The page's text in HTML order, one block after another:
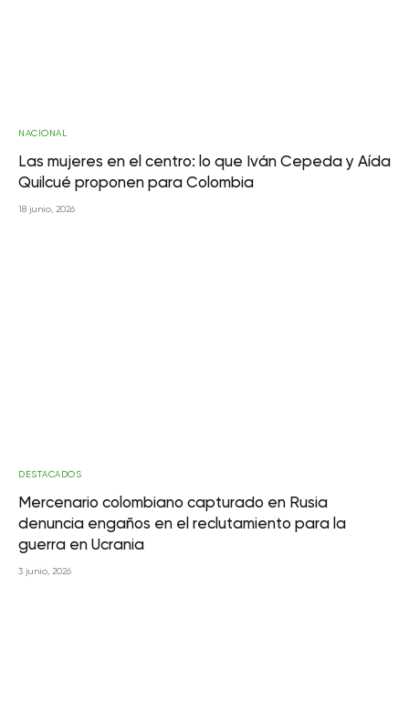
NACIONAL
Las mujeres en el centro: lo que Iván Cepeda y Aída
Quilcué proponen para Colombia
18 junio, 2026
DESTACADOS
Mercenario colombiano capturado en Rusia
denuncia engaños en el reclutamiento para la
guerra en Ucrania
3 junio, 2026